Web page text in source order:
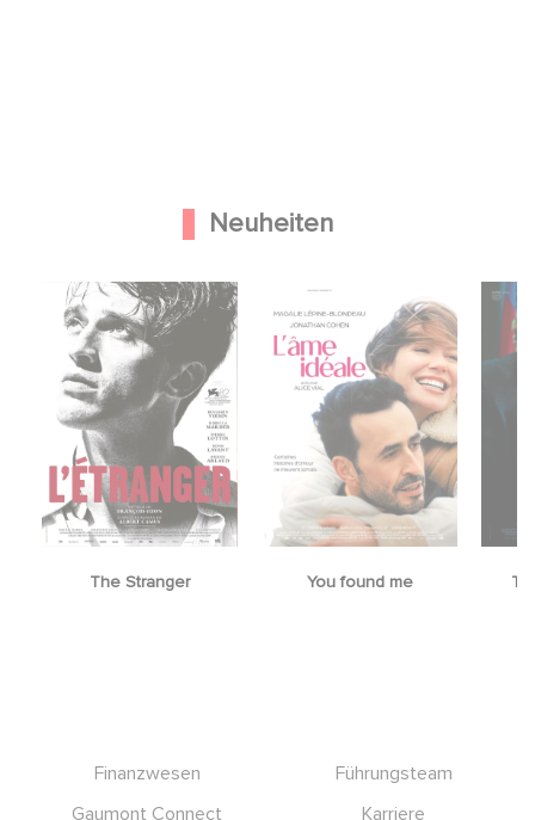
Neuheiten
The Stranger You found me
Finanzwesen
Führungsteam
Gaumont Connect
Karriere